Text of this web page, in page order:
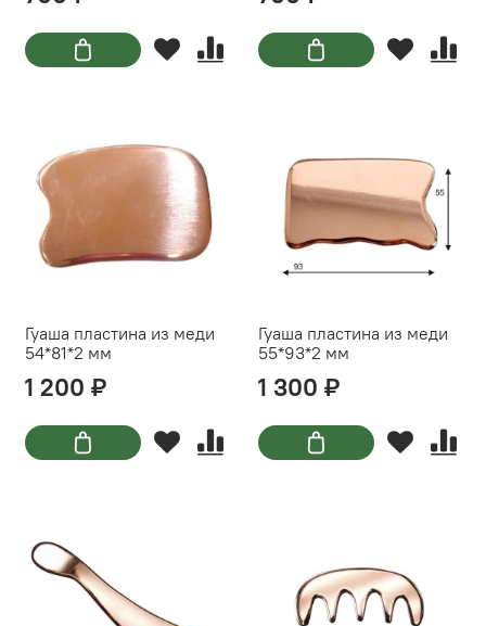
Гуаша пластина из меди
54*81*2 мм
1 200 ₽
Гуаша пластина из меди
55*93*2 мм
1 300 ₽